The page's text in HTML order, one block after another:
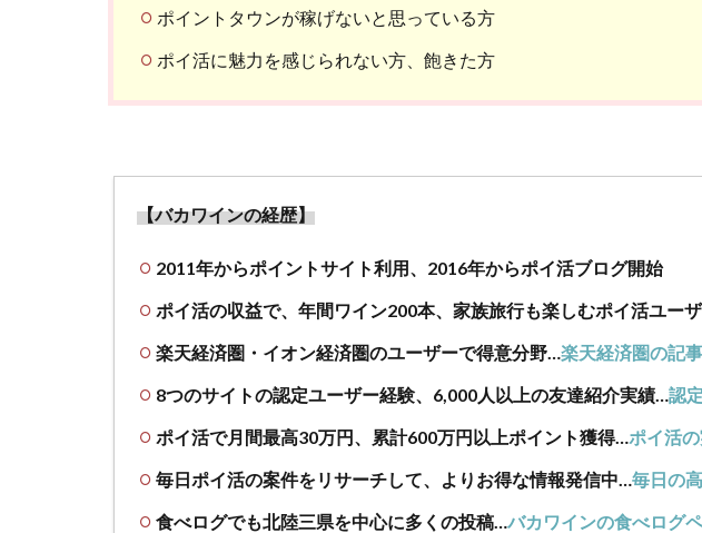
ポイントタウンが稼げないと思っている方
ポイ活に魅力を感じられない方、飽きた方
【バカワインの経歴】
2011年からポイントサイト利用、2016年からポイ活ブログ開始
ポイ活の収益で、年間ワイン200本、家族旅行も楽しむポイ活ユー
楽天経済圏・イオン経済圏のユーザーで得意分野…楽天経済圏の記事
8つのサイトの認定ユーザー経験、6,000人以上の友達紹介実績…認
ポイ活で月間最高30万円、累計600万円以上ポイント獲得…ポイ活
毎日ポイ活の案件をリサーチして、よりお得な情報発信中…毎日の
食べログでも北陸三県を中心に多くの投稿…バカワインの食べログ